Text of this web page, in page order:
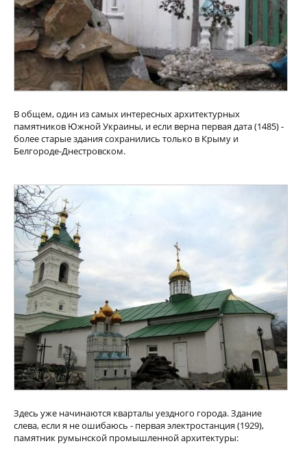
В общем, один из самых интересных архитектурных
памятников Южной Украины, и если верна первая дата (1485) -
более старые здания сохранились только в Крыму и
Белгороде-Днестровском.
Здесь уже начинаются кварталы уездного города. Здание
слева, если я не ошибаюсь - первая электростанция (1929),
памятник румынской промышленной архитектуры: